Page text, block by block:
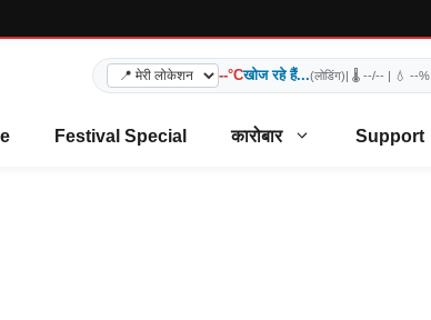
--°Cखोज रहे हैं...(लोडिंग)| 🌡️ --/-- | 💧 --%
Festival Special कारोबार Support